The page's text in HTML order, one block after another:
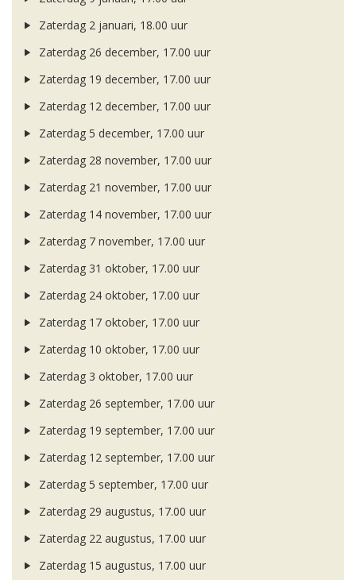
Zaterdag 2 januari, 18.00 uur
Zaterdag 26 december, 17.00 uur
Zaterdag 19 december, 17.00 uur
Zaterdag 12 december, 17.00 uur
Zaterdag 5 december, 17.00 uur
Zaterdag 28 november, 17.00 uur
Zaterdag 21 november, 17.00 uur
Zaterdag 14 november, 17.00 uur
Zaterdag 7 november, 17.00 uur
Zaterdag 31 oktober, 17.00 uur
Zaterdag 24 oktober, 17.00 uur
Zaterdag 17 oktober, 17.00 uur
Zaterdag 10 oktober, 17.00 uur
Zaterdag 3 oktober, 17.00 uur
Zaterdag 26 september, 17.00 uur
Zaterdag 19 september, 17.00 uur
Zaterdag 12 september, 17.00 uur
Zaterdag 5 september, 17.00 uur
Zaterdag 29 augustus, 17.00 uur
Zaterdag 22 augustus, 17.00 uur
Zaterdag 15 augustus, 17.00 uur